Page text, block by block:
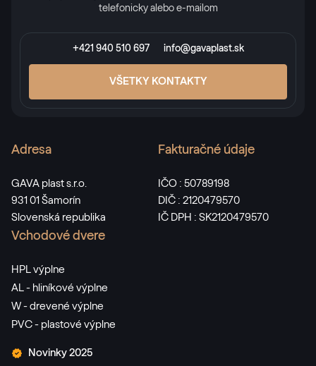
telefonicky alebo e-mailom
+421 940 510 697 info@gavaplast.sk
VŠETKY KONTAKTY
Adresa
GAVA plast s.r.o.
931 01 Šamorín
Slovenská republika
Fakturačné údaje
IČO : 50789198
DIČ : 2120479570
IČ DPH : SK2120479570
Vchodové dvere
HPL výplne
AL - hliníkové výplne
W - drevené výplne
PVC - plastové výplne
Novinky 2025